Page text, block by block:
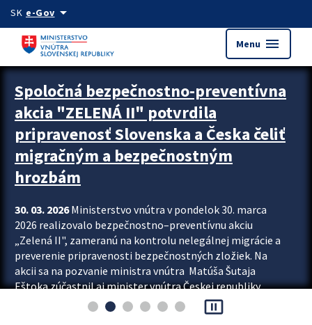
Preskocit na hlavný obsah
SK e-Govarrow_drop_down
Menu menu
Zastavit automatický posun upútavok
Spoločná bezpečnostno-preventívna
akcia "ZELENÁ II" potvrdila
pripravenosť Slovenska a Česka čeliť
migračným a bezpečnostným
hrozbám
30. 03. 2026Ministerstvo vnútra v pondelok 30. marca
2026 realizovalo bezpečnostno–preventívnu akciu
„Zelená II", zameranú na kontrolu nelegálnej migrácie a
preverenie pripravenosti bezpečnostných zložiek. Na
akcii sa na pozvanie ministra vnútra Matúša Šutaja
Eštoka zúčastnil aj minister vnútra Českej republiky
Lubomír Metnar, spolu s ďalšími zahraničnými partnermi.
Cieľom akcie bolo posilniť kontrolné mechanizmy,
pause_presentation